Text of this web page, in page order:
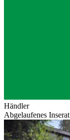
Händler
Abgelaufenes Inserat